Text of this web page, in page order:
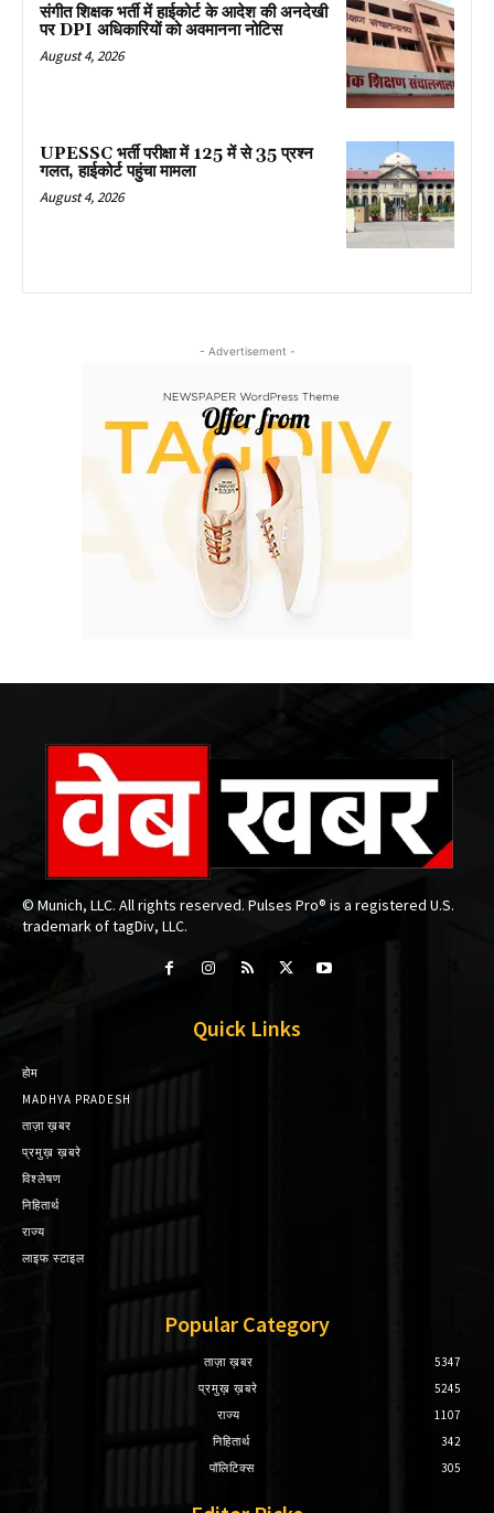
संगीत शिक्षक भर्ती में हाईकोर्ट के आदेश की अनदेखी
पर DPI अधिकारियों को अवमानना नोटिस
August 4, 2026
UPESSC भर्ती परीक्षा में 125 में से 35 प्रश्न
गलत, हाईकोर्ट पहुंचा मामला
August 4, 2026
- Advertisement -
© Munich, LLC. All rights reserved. Pulses Pro® is a registered U.S.
trademark of tagDiv, LLC.
Quick Links
होम
MADHYA PRADESH
ताज़ा ख़बर
प्रमुख़ ख़बरे
विश्लेषण
निहितार्थ
राज्य
लाइफ स्टाइल
Popular Category
ताज़ा ख़बर
5347
प्रमुख़ ख़बरे
5245
राज्य
1107
निहितार्थ
342
पॉलिटिक्स
305